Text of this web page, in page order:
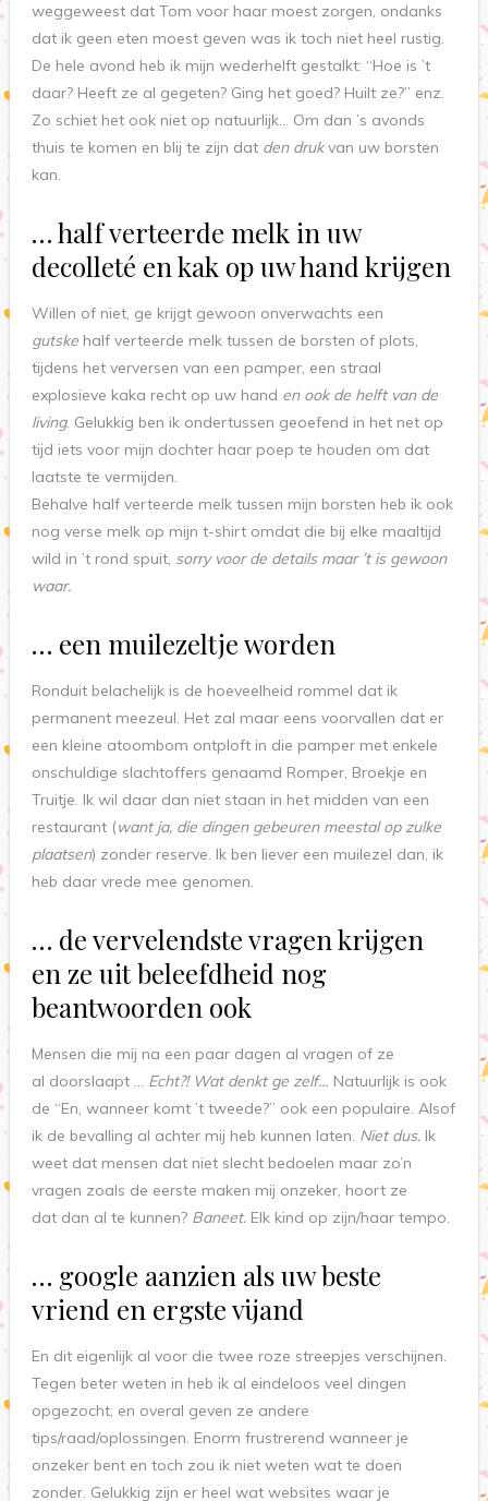
weggeweest dat Tom voor haar moest zorgen, ondanks
dat ik geen eten moest geven was ik toch niet heel rustig.
De hele avond heb ik mijn wederhelft gestalkt: “Hoe is ’t
daar? Heeft ze al gegeten? Ging het goed? Huilt ze?” enz.
Zo schiet het ook niet op natuurlijk… Om dan ’s avonds
thuis te komen en blij te zijn dat den drukvan uw borsten
kan.
… half verteerde melk in uw
decolleté en kak op uw hand krijgen
Willen of niet, ge krijgt gewoon onverwachts een
gutskehalf verteerde melk tussen de borsten of plots,
tijdens het verversen van een pamper, een straal
explosieve kaka recht op uw hand en ook de helft van de
living. Gelukkig ben ik ondertussen geoefend in het net op
tijd iets voor mijn dochter haar poep te houden om dat
laatste te vermijden.
Behalve half verteerde melk tussen mijn borsten heb ik ook
nog verse melk op mijn t-shirt omdat die bij elke maaltijd
wild in ’t rond spuit, sorry voor de details maar ’t is gewoon
waar.
… een muilezeltje worden
Ronduit belachelijk is de hoeveelheid rommel dat ik
permanent meezeul. Het zal maar eens voorvallen dat er
een kleine atoombom ontploft in die pamper met enkele
onschuldige slachtoffers genaamd Romper, Broekje en
Truitje. Ik wil daar dan niet staan in het midden van een
restaurant (want ja, die dingen gebeuren meestal op zulke
plaatsen) zonder reserve. Ik ben liever een muilezel dan, ik
heb daar vrede mee genomen.
… de vervelendste vragen krijgen
en ze uit beleefdheid nog
beantwoorden ook
Mensen die mij na een paar dagen al vragen of ze
al doorslaapt … Echt?! Wat denkt ge zelf… Natuurlijk is ook
de “En, wanneer komt ’t tweede?” ook een populaire. Alsof
ik de bevalling al achter mij heb kunnen laten. Niet dus. Ik
weet dat mensen dat niet slecht bedoelen maar zo’n
vragen zoals de eerste maken mij onzeker, hoort ze
dat dan al te kunnen? Baneet. Elk kind op zijn/haar tempo.
… google aanzien als uw beste
vriend en ergste vijand
En dit eigenlijk al voor die twee roze streepjes verschijnen.
Tegen beter weten in heb ik al eindeloos veel dingen
opgezocht, en overal geven ze andere
tips/raad/oplossingen. Enorm frustrerend wanneer je
onzeker bent en toch zou ik niet weten wat te doen
zonder. Gelukkig zijn er heel wat websites waar je